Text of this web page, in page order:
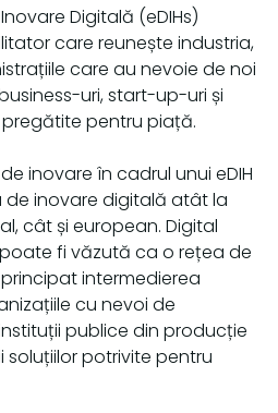
Digitală (eDIHs)
care reunește industria,
care au nevoie de noi
uri, start-up-uri și
pregătite pentru piață.
inovare în cadrul unui eDIH
inovare digitală atât la
cât și european. Digital
fi văzută ca o rețea de
intermedierea
cu nevoi de
publice din producție
soluțiilor potrivite pentru